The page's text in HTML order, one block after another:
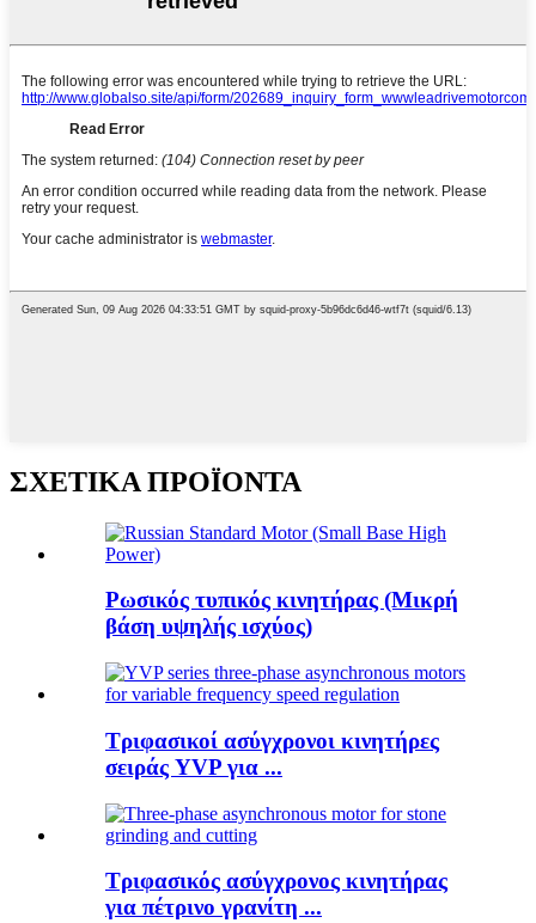
ΣΧΕΤΙΚΑ ΠΡΟΪΟΝΤΑ
Ρωσικός τυπικός κινητήρας (Μικρή
βάση υψηλής ισχύος)
Τριφασικοί ασύγχρονοι κινητήρες
σειράς YVP για ...
Τριφασικός ασύγχρονος κινητήρας
για πέτρινο γρανίτη ...